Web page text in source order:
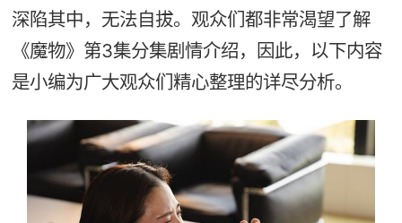
深陷其中，无法自拔。观众们都非常渴望了解
《魔物》第3集分集剧情介绍，因此，以下内容
是小编为广大观众们精心整理的详尽分析。